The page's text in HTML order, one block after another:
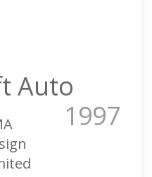
Auto
1997